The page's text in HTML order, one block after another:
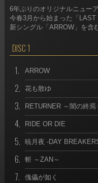
6年ぶりのオリジナルニューア
今春3月から始まった「
新シングル「ARROW」を含
DISC 1
1.
ARROW
2. 花も散ゆ
3. RETURNER ～闇の終焉
4. RIDE OR DIE
5. 暁月夜 -DAY
6. 斬 ～ZAN～
7. 傀儡が如く